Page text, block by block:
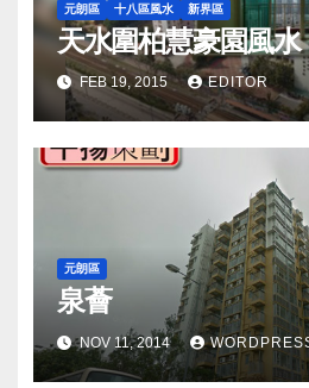
元朗區 十八區風水 新界區
天水圍柏慧豪園風水
FEB 19, 2015 EDITOR
元朗區
泉薈
NOV 11, 2014